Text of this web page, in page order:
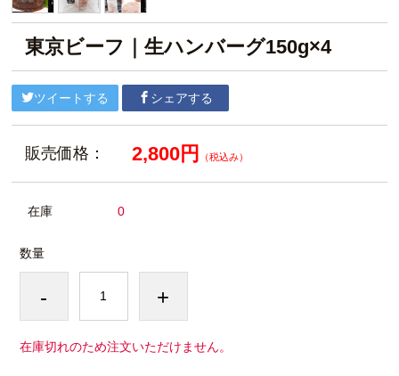
東京ビーフ｜生ハンバーグ150g×4
ツイートする シェアする
販売価格： 2,800円 （税込み）
在庫 0
数量
- +
在庫切れのため注文いただけません。